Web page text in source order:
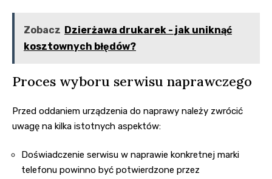
Zobacz Dzierżawa drukarek - jak uniknąć
kosztownych błędów?
Proces wyboru serwisu naprawczego
Przed oddaniem urządzenia do naprawy należy zwrócić
uwagę na kilka istotnych aspektów:
Doświadczenie serwisu w naprawie konkretnej marki
telefonu powinno być potwierdzone przez